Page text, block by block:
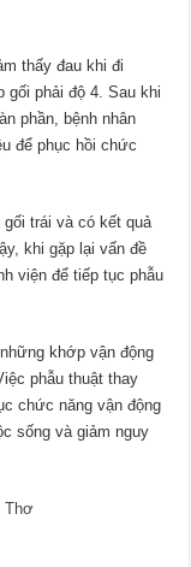
thấy đau khi đi
gối phải độ 4. Sau khi
phần, bệnh nhân
để phục hồi chức
trái và có kết quả
khi gặp lại vấn đề
viện để tiếp tục phẫu
khớp vận động
phẫu thuật thay
chức năng vận động
sống và giảm nguy
Thơ